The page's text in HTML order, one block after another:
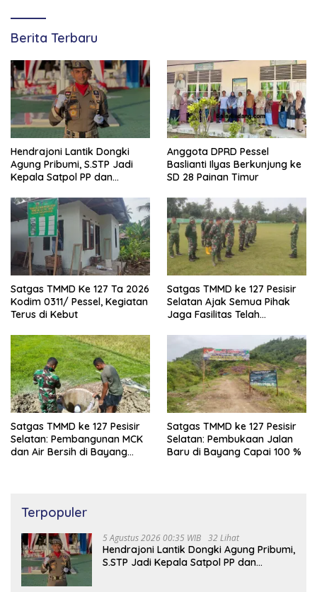
Berita Terbaru
Hendrajoni Lantik Dongki
Agung Pribumi, S.STP Jadi
Kepala Satpol PP dan
Anggota DPRD Pessel
Baslianti Ilyas Berkunjung ke
SD 28 Painan Timur
Satgas TMMD Ke 127 Ta 2026
Kodim 0311/ Pessel, Kegiatan
Terus di Kebut
Satgas TMMD ke 127 Pesisir
Selatan Ajak Semua Pihak
Jaga Fasilitas Telah
Satgas TMMD ke 127 Pesisir
Selatan: Pembangunan MCK
dan Air Bersih di Bayang
Satgas TMMD ke 127 Pesisir
Selatan: Pembukaan Jalan
Baru di Bayang Capai 100 %
Terpopuler
5 Agustus 2026 00:35 WIB 32 Lihat
Hendrajoni Lantik Dongki Agung Pribumi,
S.STP Jadi Kepala Satpol PP dan